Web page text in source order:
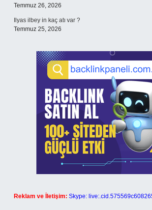
Temmuz 26, 2026
Ilyas ilbey in kaç atı var ?
Temmuz 25, 2026
Reklam ve İletişim: Skype: